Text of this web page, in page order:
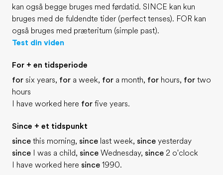
Om os
Hvem er vi?
Karriere
Bliv en del af holdet
kan også begge bruges med førdatid. SINCE kan kun
bruges med de fuldendte tider (perfect tenses). FOR kan
også bruges med præteritum (simple past).
Test din viden
For + en tidsperiode
for six years, for a week, for a month, for hours, for two
hours
I have worked here for five years.
Since + et tidspunkt
since this morning, since last week, since yesterday
since I was a child, since Wednesday, since 2 o'clock
I have worked here since 1990.